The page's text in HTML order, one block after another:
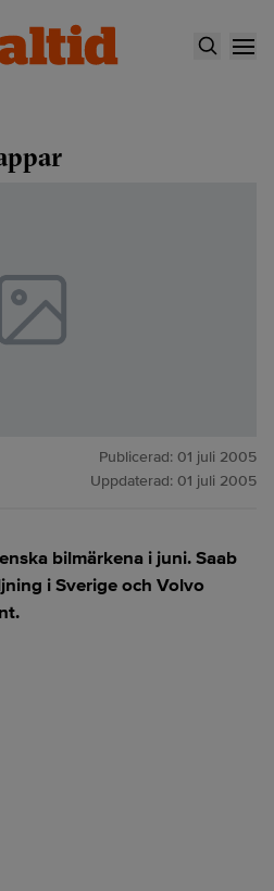
Publicerad: 01 juli 2005
Uppdaterad: 01 juli 2005
bilmärkena i juni. Saab
i Sverige och Volvo